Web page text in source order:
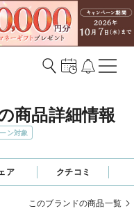
商品詳細情報
ン対象
ア クチコミ
このブランドの商品一覧